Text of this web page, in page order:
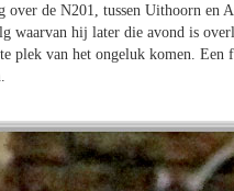
over de N201, tussen Uithoorn en
waarvan hij later die avond is
plek van het ongeluk komen.